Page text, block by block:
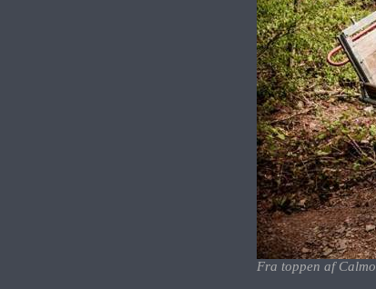
Fra toppen af